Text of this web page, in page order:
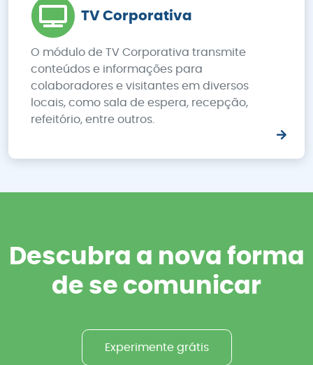
TV Corporativa
O módulo de TV Corporativa transmite
conteúdos e informações para
colaboradores e visitantes em diversos
locais, como sala de espera, recepção,
refeitório, entre outros.
Descubra a nova forma
de se comunicar
Experimente grátis